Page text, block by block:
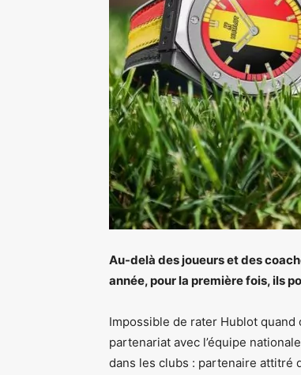
Au-delà des joueurs et des
année, pour la première fois, ils
Impossible de rater Hublot
partenariat avec l’équipe
dans les clubs : partenaire attitré